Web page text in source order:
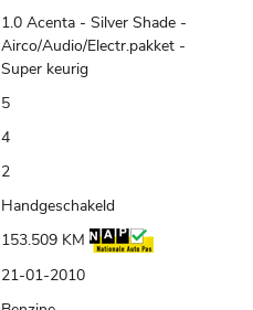
1.0 Acenta - Silver Shade -
Airco/Audio/Electr.pakket -
Super keurig
5
4
2
Handgeschakeld
153.509 KM
21-01-2010